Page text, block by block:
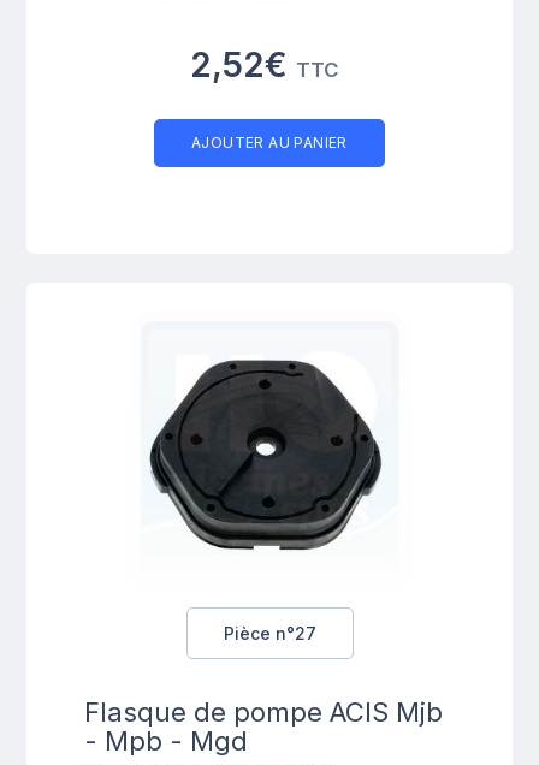
2,52€ TTC
AJOUTER AU PANIER
Pièce n°27
Flasque de pompe ACIS Mjb
- Mpb - Mgd